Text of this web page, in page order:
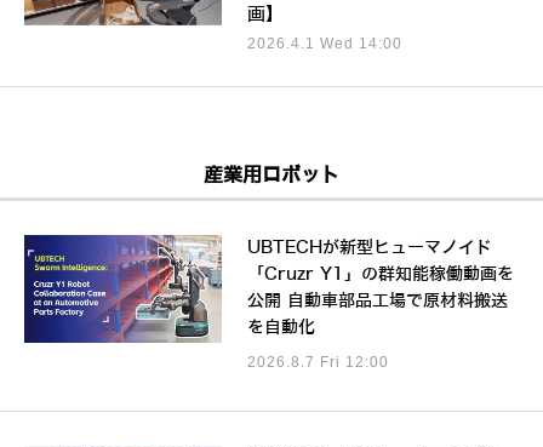
画】
2026.4.1 Wed 14:00
産業用ロボット
UBTECHが新型ヒューマノイド
「Cruzr Y1」の群知能稼働動画を
公開 自動車部品工場で原材料搬送
を自動化
2026.8.7 Fri 12:00